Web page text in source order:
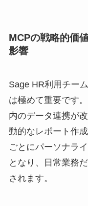
MCPの戦略的価
影響
Sage HR利用チー
は極めて重要です
内のデータ連携が
動的なレポート作
ごとにパーソナラ
となり、日常業務
されます。